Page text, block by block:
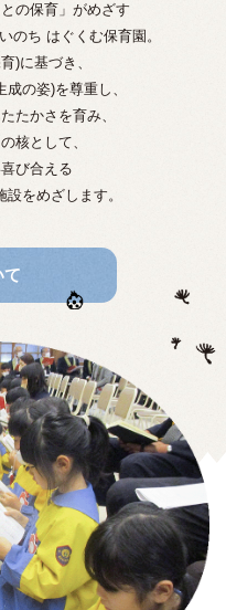
の保育」がめざす
のち はぐくむ保育園。
)に基づき、
の姿)を尊重し、
たかさを育み、
核として、
び合える
をめざします。
て